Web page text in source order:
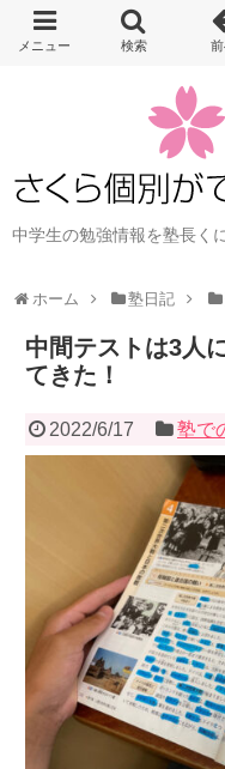
中学生の勉強情報を塾長く
ホーム 塾日記
中間テストは3人
てきた！
2022/6/17 塾で